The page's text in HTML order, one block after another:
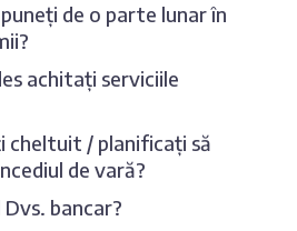
de o parte lunar în
achitați serviciile
cheltuit / planificați să
de vară?
bancar?